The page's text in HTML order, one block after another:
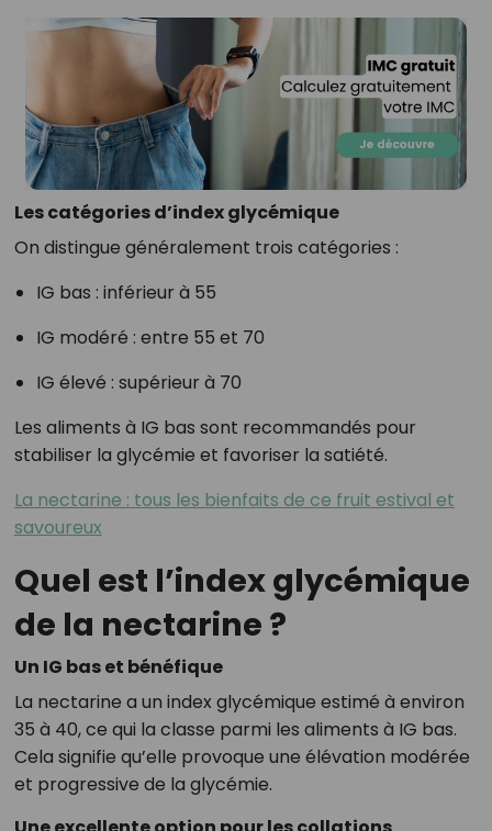
Les catégories d’index glycémique
On distingue généralement trois catégories :
IG bas : inférieur à 55
IG modéré : entre 55 et 70
IG élevé : supérieur à 70
Les aliments à IG bas sont recommandés pour
stabiliser la glycémie et favoriser la satiété.
La nectarine : tous les bienfaits de ce fruit estival et
savoureux
Quel est l’index glycémique
de la nectarine ?
Un IG bas et bénéfique
La nectarine a un index glycémique estimé à environ
35 à 40, ce qui la classe parmi les aliments à IG bas.
Cela signifie qu’elle provoque une élévation modérée
et progressive de la glycémie.